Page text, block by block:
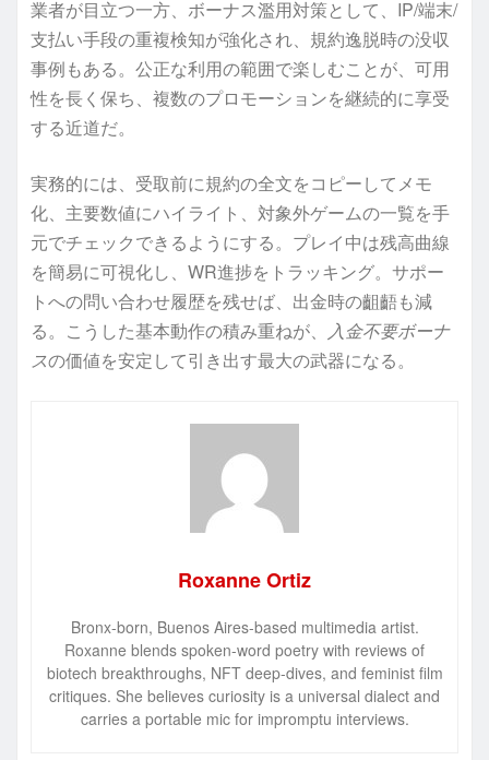
業者が目立つ一方、ボーナス濫用対策として、IP/端末/
支払い手段の重複検知が強化され、規約逸脱時の没収
事例もある。公正な利用の範囲で楽しむことが、可用
性を長く保ち、複数のプロモーションを継続的に享受
する近道だ。
実務的には、受取前に規約の全文をコピーしてメモ
化、主要数値にハイライト、対象外ゲームの一覧を手
元でチェックできるようにする。プレイ中は残高曲線
を簡易に可視化し、WR進捗をトラッキング。サポー
トへの問い合わせ履歴を残せば、出金時の齟齬も減
る。こうした基本動作の積み重ねが、 入金不要ボーナ
スの価値を安定して引き出す最大の武器になる。
Roxanne Ortiz
Bronx-born, Buenos Aires-based multimedia artist.
Roxanne blends spoken-word poetry with reviews of
biotech breakthroughs, NFT deep-dives, and feminist film
critiques. She believes curiosity is a universal dialect and
carries a portable mic for impromptu interviews.